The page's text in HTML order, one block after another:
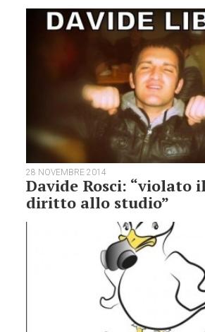
28 NOVEMBRE 2014
Davide Rosci: “violato
diritto allo studio”